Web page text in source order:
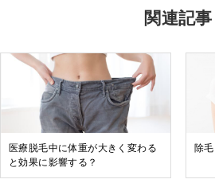
関連記事
医療脱毛中に体重が大きく変わる
と効果に影響する？
除